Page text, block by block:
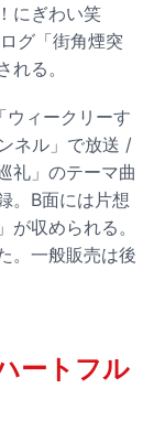
にぎわい笑
グ「街角煙突
る。
ウィークリーす
ネル」で放送 /
礼」のテーマ曲
。B面には片想
収められる。
。一般販売は後
ートフル